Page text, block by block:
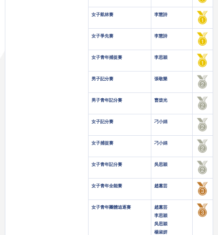
女子凱林賽 李慧詩
女子爭先賽 李慧詩
女子青年捕捉賽 李思穎
男子記分賽 張敬樂
男子青年記分賽 曹棨光
女子記分賽 刁小娟
女子捕捉賽 刁小娟
女子青年記分賽 吳思穎
女子青年全能賽 趙蕙芸
女子青年團體追逐賽
趙蕙芸
李思穎
吳思穎
楊淑妍